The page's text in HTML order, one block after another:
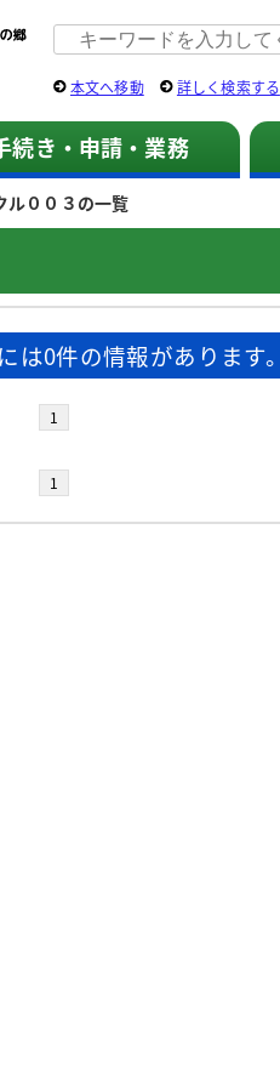
佐用町 公式ホームページ
本文へ移動 詳しく検索する
続き・申請・業務
ル００３の一覧
は0件の情報があります。
1
1